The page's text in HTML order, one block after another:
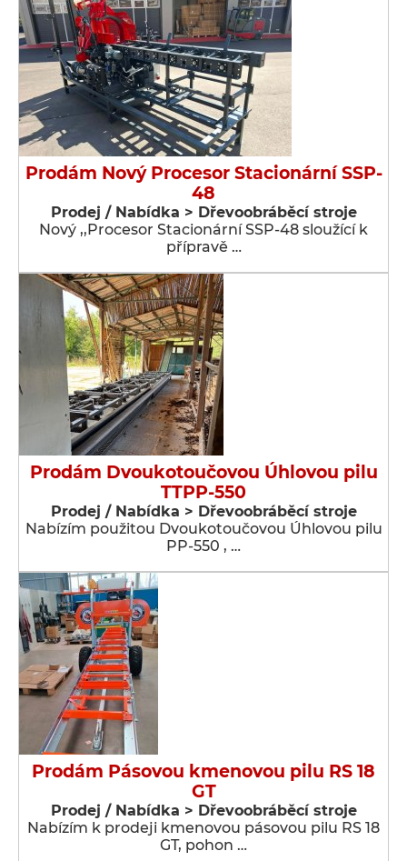
Prodám Nový Procesor Stacionární SSP-
48
Prodej / Nabídka > Dřevoobráběcí stroje
Nový ,,Procesor Stacionární SSP-48 sloužící k
přípravě …
Prodám Dvoukotoučovou Úhlovou pilu
TTPP-550
Prodej / Nabídka > Dřevoobráběcí stroje
Nabízím použitou Dvoukotoučovou Úhlovou pilu
PP-550 , …
Prodám Pásovou kmenovou pilu RS 18
GT
Prodej / Nabídka > Dřevoobráběcí stroje
Nabízím k prodeji kmenovou pásovou pilu RS 18
GT, pohon …